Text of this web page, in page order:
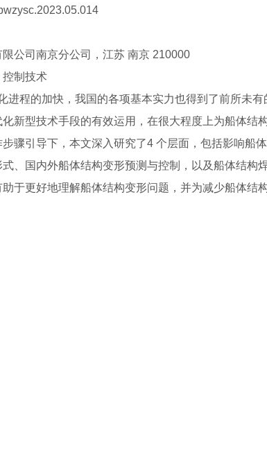
公司南京分公司，江苏 南京 210000
控制技术
程的加快，我国的各项基本实力也得到了前所未有
新型技术手段的有效运用，在很大程度上为船体结
骤引导下，本文深入研究了4 个层面，包括影响船
、国内外船体结构变形预测与控制，以及船体结构
于更好地理解船体结构变形问题，并为减少船体结